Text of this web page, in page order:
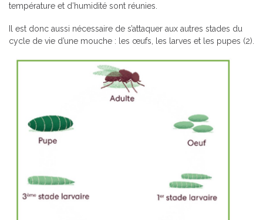
température et d’humidité sont réunies.
Il est donc aussi nécessaire de s’attaquer aux autres stades du
cycle de vie d’une mouche : les œufs, les larves et les pupes (2).